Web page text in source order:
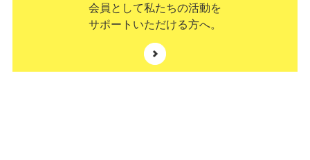
会員として私たちの活動を
サポートいただける方へ。